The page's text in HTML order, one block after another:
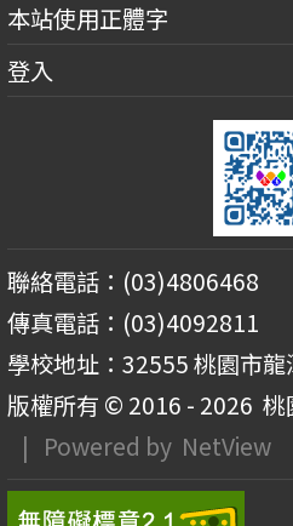
本站使用正體字
登入
聯絡電話：(03)4806468
傳真電話：(03)4092811
學校地址：32555 桃園市
版權所有 © 2016 - 2026 桃
| Powered by NetView